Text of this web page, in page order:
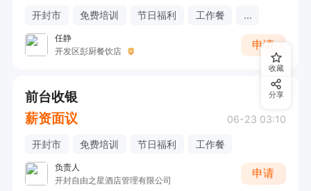
开封市 免费培训 节日福利 工作餐 ...
任静
开发区彭厨餐饮店
申请
前台收银
薪资面议
06-23 03:10
开封市 免费培训 节日福利 工作餐
负责人
开封自由之星酒店管理有限公司
申请
收藏
分享